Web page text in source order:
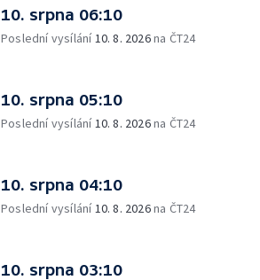
10. srpna 06:10
Poslední vysílání10. 8. 2026na ČT24
10. srpna 05:10
Poslední vysílání10. 8. 2026na ČT24
10. srpna 04:10
Poslední vysílání10. 8. 2026na ČT24
10. srpna 03:10